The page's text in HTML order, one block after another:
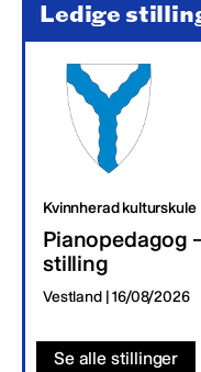
Ledige
Kvinnherad kulturskule
Pianopedagog
stilling
Vestland | 16/08/2026
Se alle stillinger